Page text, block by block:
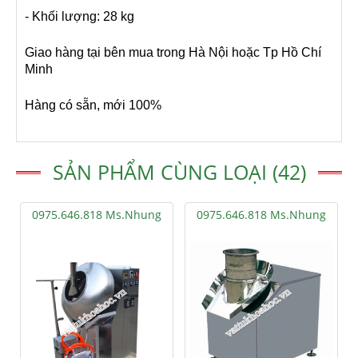
- Khối lượng: 28 kg
Giao hàng tại bên mua trong Hà Nội hoặc Tp Hồ Chí
Minh
Hàng có sẵn, mới 100%
SẢN PHẨM CÙNG LOẠI (42)
0975.646.818 Ms.Nhung 0975.646.818 Ms.Nhung